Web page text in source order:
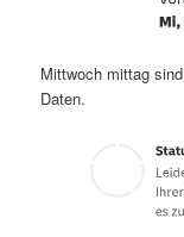
Mittwoch mittag
Daten.